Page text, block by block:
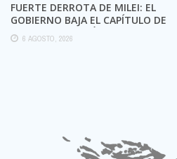
FUERTE DERROTA DE MILEI: EL
GOBIERNO BAJA EL CAPÍTULO DE
EXTRANJERIZACIÓN DE TIERRAS
6 AGOSTO, 2026